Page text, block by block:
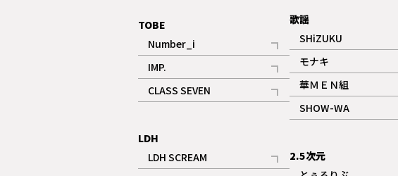
TOBE
Number_i
記事
IMP.
記事
CLASS SEVEN
記事
LDH
LDH SCREAM
記事
歌謡
SHiZUKU
記事
モナキ
記事
華ＭＥＮ組
記事
SHOW-WA
記事
2.5次元